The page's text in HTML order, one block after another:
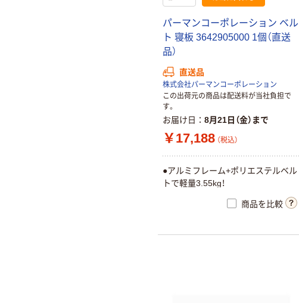
パーマンコーポレーション ベル
ト 寝板 3642905000 1個（直送
品）
直送品
株式会社パーマンコーポレーション
この出荷元の商品は配送料が当社負担で
す。
お届け日 8月21日（金）まで
￥17,188 （税込）
●アルミフレーム+ポリエステルベル
トで軽量3.55kg！
商品を比較